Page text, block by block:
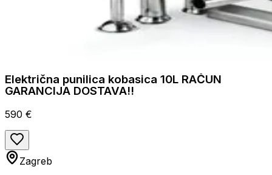
Električna punilica kobasica 10L RAČUN
GARANCIJA DOSTAVA!!
590 €
Zagreb